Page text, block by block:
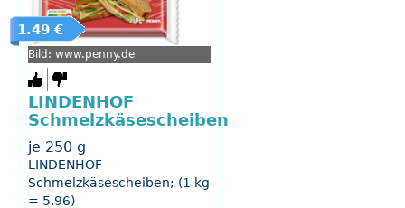
1.49 €
Bild: www.penny.de
LINDENHOF
Schmelzkäsescheiben
je 250 g
LINDENHOF
Schmelzkäsescheiben; (1 kg
= 5.96)